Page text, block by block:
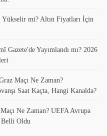
Yükselir mi? Altın Fiyatları İçin
Gazete'de Yayımlandı mı? 2026
Maçı Ne Zaman?
Saat Kaçta, Hangi Kanalda?
Ne Zaman? UEFA Avrupa
Oldu